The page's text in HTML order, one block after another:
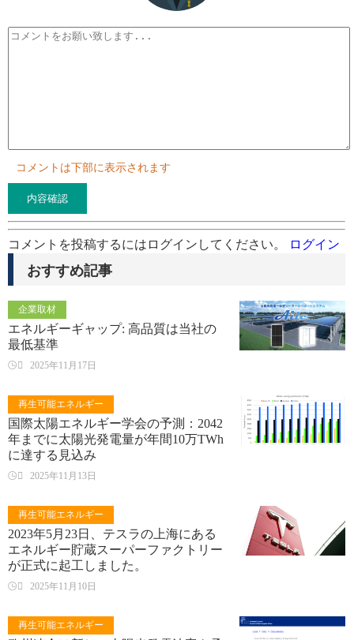
コメントは下部に表示されます
コメントを投稿するにはログインしてください。 ログイン
おすすめ記事
企業取材
エネルギーギャップ: 高品質は当社の
最低基準
 2025年11月17日
再生可能エネルギー
国際太陽エネルギー学会の予測：2042
年までに太陽光発電量が年間10万TWh
に達する見込み
 2025年11月13日
再生可能エネルギー
2023年5月23日、テスラの上海にある
エネルギー貯蔵スーパーファクトリー
が正式に起工しました。
 2025年11月10日
再生可能エネルギー